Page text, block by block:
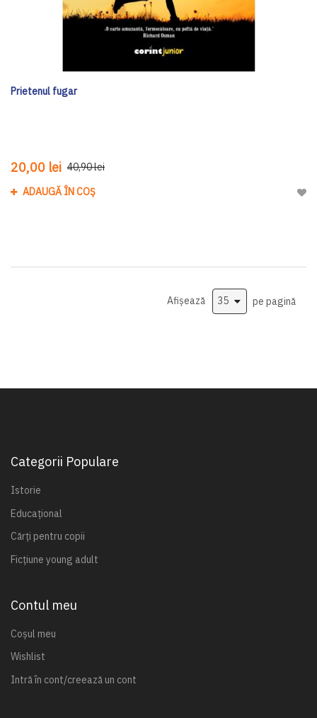
Prietenul fugar
20,00 lei 40,90 lei
ADAUGĂ ÎN COȘ
Afișează pe pagină
Categorii Populare
Istorie
Educațional
Cărți pentru copii
Ficțiune young adult
Contul meu
Coșul meu
Wishlist
Intră în cont/creează un cont